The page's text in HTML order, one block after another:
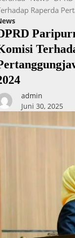
Raperda
admin
Juni 30, 2025